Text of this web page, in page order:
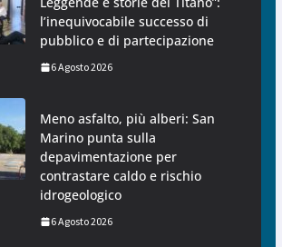
l’inequivocabile successo di
pubblico e di partecipazione
6 Agosto 2026
Meno asfalto, più alberi: San
Marino punta sulla
depavimentazione per
contrastare caldo e rischio
idrogeologico
6 Agosto 2026